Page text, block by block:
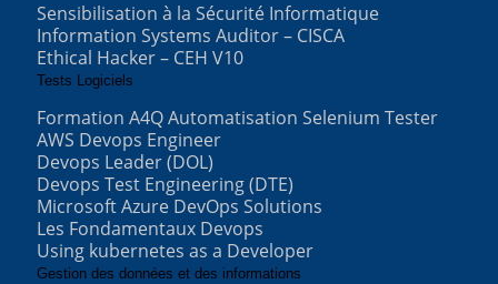
Sensibilisation à la Sécurité Informatique
Information Systems Auditor – CISCA
Ethical Hacker – CEH V10
Tests Logiciels
Formation A4Q Automatisation Selenium Tester
AWS Devops Engineer
Devops Leader (DOL)
Devops Test Engineering (DTE)
Microsoft Azure DevOps Solutions
Les Fondamentaux Devops
Using kubernetes as a Developer
Gestion des données et des informations